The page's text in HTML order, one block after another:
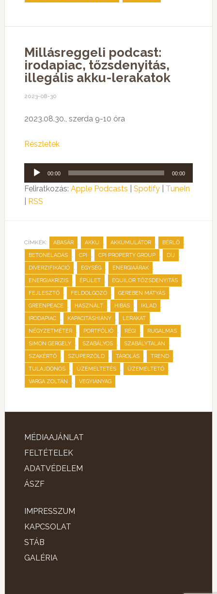
Millásreggeli podcast:
irodapiac, tőzsdenyitás,
illegális akku-lerakatok
2023-08-30
2023.08.30., szerda 9-10 óra
Részletek
Audió
lejátszó
00:00 00:00
Feliratkozás: Apple Podcasts Spotify| TuneIn
RSS
CÍMKÉK: ABASÁR , AKKU , AKKUMULÁTOR , BÉRLŐ ,
BETONELADÁS , CPI , CPI PROPERTY GROUP , DÍJ ,
DIVERZIFIKÁCIÓ , EGYSÉG , ENERGIAÁRAK ,
ENERGIAKRÍZIS , ÉPÜLET , EQUILOR TŐZSDENYITÁS ,
FEJLESZTŐ , FELDOLGOZÓ , GEREBEN MÁTYÁS ,
GREENPEACE , HASZNÁLT , HIBÁS , IKLAD ,
IRODAPIAC , KAPACITÁSHIÁNY , LERAKAT ,
NÉGYZETMÉTER , PORTFÓLIÓ , RÉGI , RUGALMAS ,
SIMON GERGELY , SZABÁLYOS , SZABÁLYTALAN ,
SZAKÉRTŐ , SZUPERZÖLD , TÁROLÁS , TREND ,
TULAJDONOS , ÜZEMELTETÉS , ÜZEMELTETŐ ,
VARGA ZOLTÁN , VEGYIANYAG
MÉDIAAJÁNLAT
FELTÉTELEK
ADATVÉDELEM
ÁSZF
IMPRESSZUM
KAPCSOLAT
STÁB
GALÉRIA